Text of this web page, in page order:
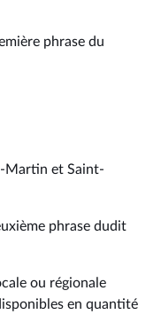
phrase du
Martin et Saint-
phrase dudit
ou régionale
en quantité